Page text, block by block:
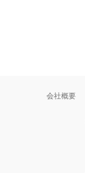
会社概要